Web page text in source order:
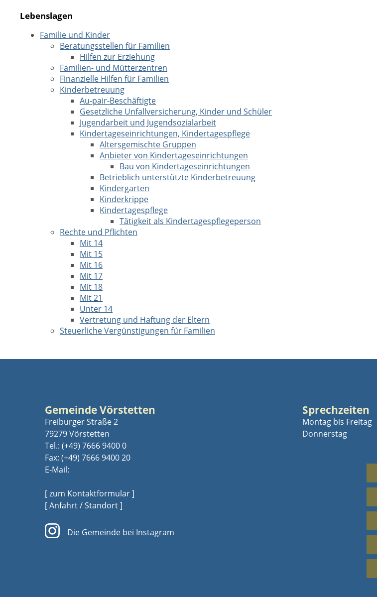
Lebenslagen
Familie und Kinder
Beratungsstellen für Familien
Hilfen zur Erziehung
Familien- und Mütterzentren
Finanzielle Hilfen für Familien
Kinderbetreuung
Au-pair-Beschäftigte
Gesetzliche Unfallversicherung, Kinder und Schüler
Jugendarbeit und Jugendsozialarbeit
Kindertageseinrichtungen, Kindertagespflege
Altersgemischte Gruppen
Anbieter von Kindertageseinrichtungen
Bau von Kindertageseinrichtungen
Betrieblich unterstützte Kinderbetreuung
Kindergarten
Kinderkrippe
Kindertagespflege
Tätigkeit als Kindertagespflegeperson
Rechte und Pflichten
Mit 14
Mit 15
Mit 16
Mit 17
Mit 18
Mit 21
Unter 14
Vertretung und Haftung der Eltern
Steuerliche Vergünstigungen für Familien
Gemeinde Vörstetten
Freiburger Straße 2
79279 Vörstetten
Tel.: (+49) 7666 9400 0
Fax: (+49) 7666 9400 20
E-Mail:
[ zum Kontaktformular ]
[ Anfahrt / Standort ]
Die Gemeinde bei Instagram
Sprechzeiten
Montag bis Freitag
Donnerstag